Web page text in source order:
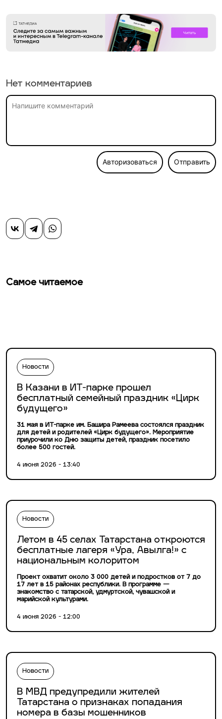
Нет комментариев
Авторизоваться Отправить
Самое читаемое
Новости
В Казани в ИТ-парке прошел
бесплатный семейный праздник «Цирк
будущего»
31 мая в ИТ-парке им. Башира Рамеева состоялся праздник
для детей и родителей «Цирк будущего». Мероприятие
приурочили ко Дню защиты детей, праздник посетило
более 500 гостей.
4 июня 2026 - 13:40
Новости
Летом в 45 селах Татарстана откроются
бесплатные лагеря «Ура, Авылга!» с
национальным колоритом
Проект охватит около 3 000 детей и подростков от 7 до
17 лет в 15 районах республики. В программе —
знакомство с татарской, удмуртской, чувашской и
марийской культурами.
4 июня 2026 - 12:00
Новости
В МВД предупредили жителей
Татарстана о признаках попадания
номера в базы мошенников